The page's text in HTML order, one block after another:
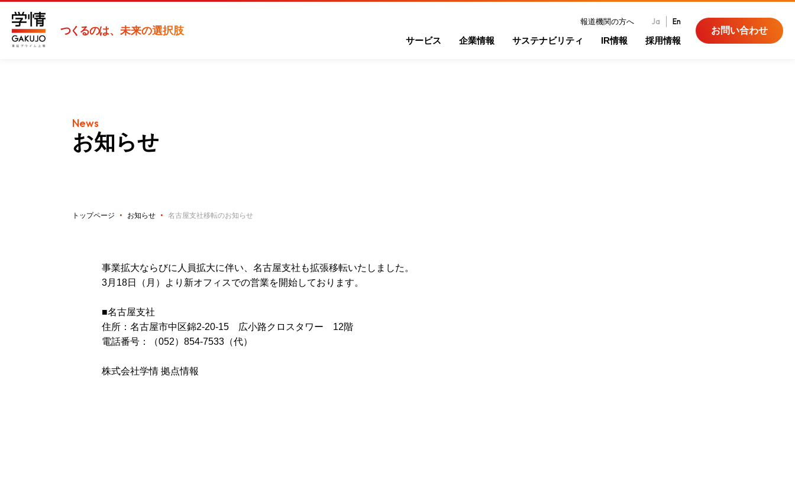
つくるのは、未来の選択肢
報道機関の方へ Ja En
サービス 企業情報 サステナビリティ IR情報 採用情報
お問い合わせ
News
お知らせ
トップページ お知らせ 名古屋支社移転のお知らせ
事業拡大ならびに人員拡大に伴い、名古屋支社も拡張移転いたしました。
3月18日（月）より新オフィスでの営業を開始しております。
■名古屋支社
住所：名古屋市中区錦2-20-15 広小路クロスタワー 12階
電話番号：（052）854-7533（代）
株式会社学情 拠点情報